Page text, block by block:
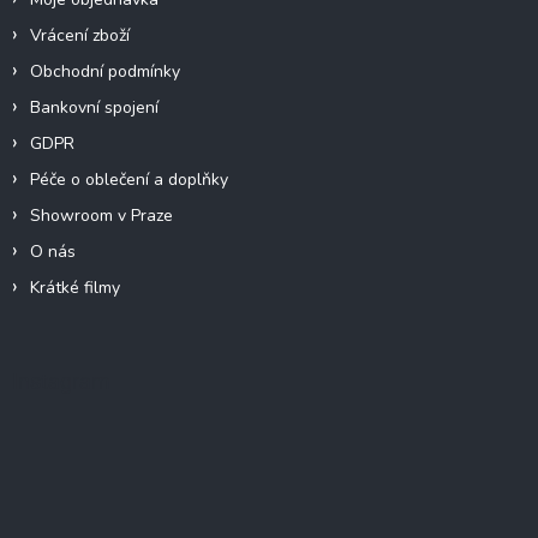
Vrácení zboží
Obchodní podmínky
Bankovní spojení
GDPR
Péče o oblečení a doplňky
Showroom v Praze
O nás
Krátké filmy